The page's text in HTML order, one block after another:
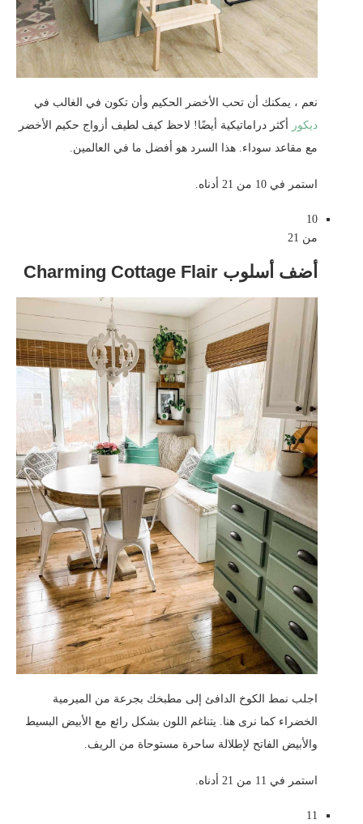
نعم ، يمكنك أن تحب الأخضر الحكيم وأن تكون في الغالب في
ديكور
أكثر دراماتيكية أيضًا! لاحظ كيف لطيف أزواج حكيم الأخضر
مع مقاعد سوداء. هذا السرد هو أفضل ما في العالمين.
استمر في 10 من 21 أدناه.
10
من 21
أضف أسلوب Charming Cottage Flair
اجلب نمط الكوخ الدافئ إلى مطبخك بجرعة من الميرمية
الخضراء كما نرى هنا. يتناغم اللون بشكل رائع مع الأبيض البسيط
والأبيض الفاتح لإطلالة ساحرة مستوحاة من الريف.
استمر في 11 من 21 أدناه.
11